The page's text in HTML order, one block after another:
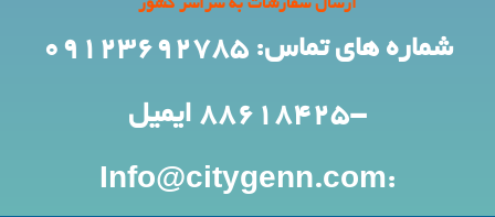
ارسال سفارشات به سراسر کشور
شماره های تماس: 09123692785
-88618425 ایمیل
:Info@citygenn.com